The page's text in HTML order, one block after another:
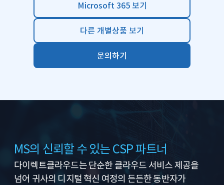
Microsoft 365 보기
다른 개별상품 보기
문의하기
MS의 신뢰할 수 있는 CSP 파트너
다이렉트클라우드는 단순한 클라우드 서비스 제공을
넘어 귀사의 디지털 혁신 여정의 든든한 동반자가